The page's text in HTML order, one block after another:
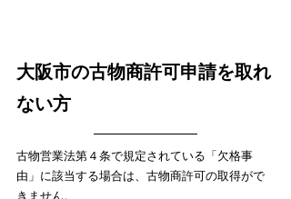
大阪市の古物商許可申請を取れ
ない方
古物営業法第４条で規定されている「欠格事
由」に該当する場合は、古物商許可の取得がで
きません。